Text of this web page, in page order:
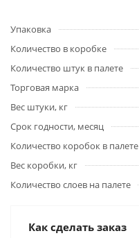
Упаковка
Количество в коробке
Количество штук в палете
Торговая марка
Вес штуки, кг
Срок годности, месяц
Количество коробок в палете
Вес коробки, кг
Количество слоев на палете
Как сделать заказ